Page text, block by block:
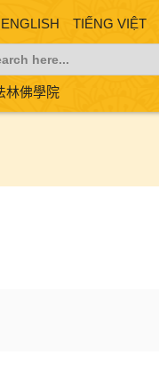
ENGLISH TIẾNG VIỆT
林佛學院